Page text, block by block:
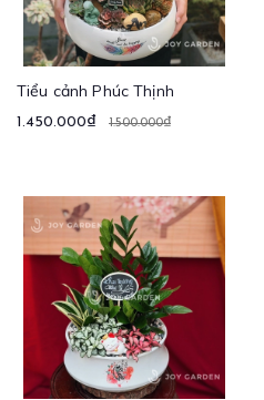
Tiểu cảnh Phúc Thịnh
1.450.000₫ 1.500.000₫